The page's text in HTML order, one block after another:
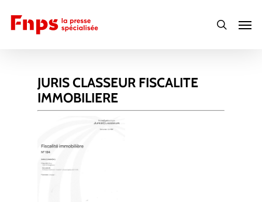
main
search
JURIS CLASSEUR FISCALITE
IMMOBILIERE